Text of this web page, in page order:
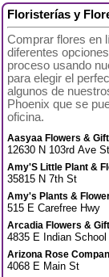
Floristerías y
Comprar flores en
diferentes
proceso usando
para elegir el
algunos de
Phoenix que se
oficina.
Aasyaa Flowers &
12630 N 103rd Ave
Amy'S Little Plant &
35815 N 7th St
Amy's Plants &
515 E Carefree Hwy
Arcadia Flowers &
4835 E Indian School
Arizona Rose
4068 E Main St